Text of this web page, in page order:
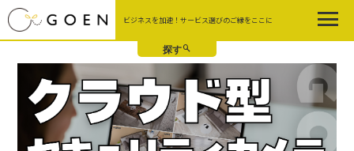
Skip
to
the
content
ビジネスを加速！サービス選びのご縁をここに